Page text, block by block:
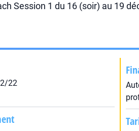
Session 1 du 16 (soir) au 19
22